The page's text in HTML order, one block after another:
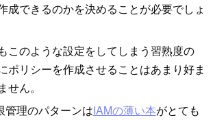
成できるのかを決めることが必要でしょ
このような設定をしてしまう習熟度の
ポリシーを作成させることはあまり好ま
せん。
管理のパターンはIAMの薄い本がとても